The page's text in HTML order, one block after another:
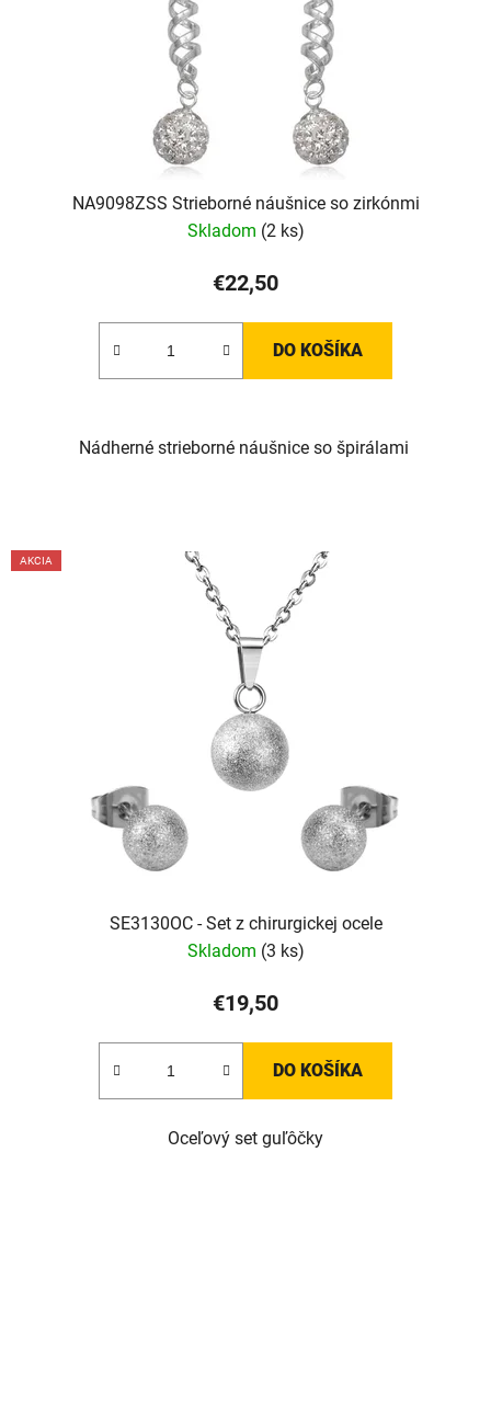
NA9098ZSS Strieborné náušnice so zirkónmi
Skladom (2 ks)
€22,50
DO KOŠÍKA
Nádherné strieborné náušnice so špirálami
AKCIA
SE3130OC - Set z chirurgickej ocele
Skladom (3 ks)
€19,50
DO KOŠÍKA
Oceľový set guľôčky